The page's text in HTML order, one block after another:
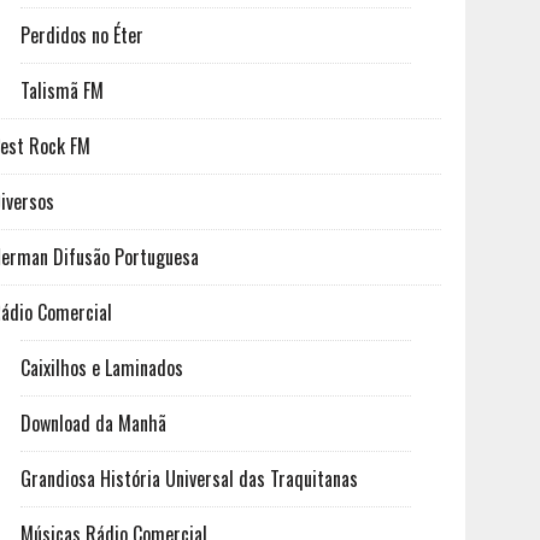
Perdidos no Éter
Talismã FM
Rock FM
Difusão Portuguesa
Comercial
Caixilhos e Laminados
Download da Manhã
Grandiosa História Universal das Traquitanas